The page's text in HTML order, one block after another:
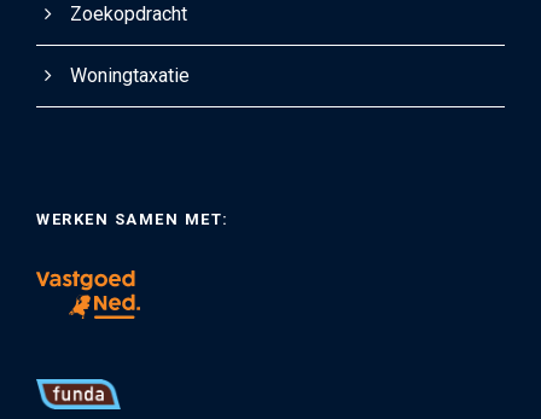
Zoekopdracht
Woningtaxatie
WERKEN SAMEN MET: